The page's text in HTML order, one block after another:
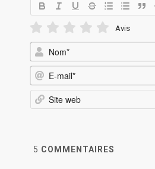
Avis
5 COMMENTAIRES